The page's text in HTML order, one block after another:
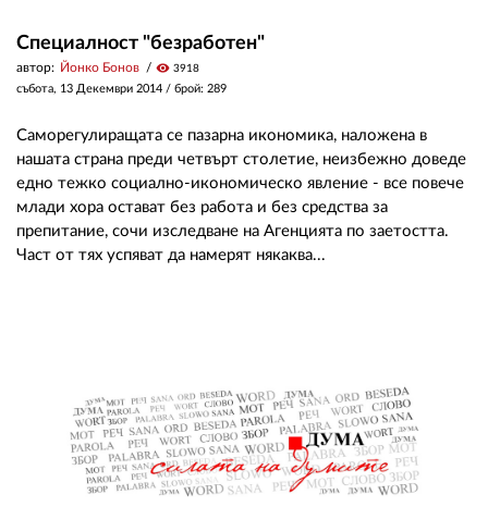
Специалност "безработен"
автор: Йонко Бонов visibility 3918
събота, 13 Декември 2014 / брой: 289
Саморегулиращата се пазарна икономика, наложена в
нашата страна преди четвърт столетие, неизбежно доведе
едно тежко социално-икономическо явление - все повече
млади хора остават без работа и без средства за
препитание, сочи изследване на Агенцията по заетостта.
Част от тях успяват да намерят някаква...